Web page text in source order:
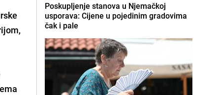
,
Poskupljenje stanova u Njemačkoj
usporava: Cijene u pojedinim gradovima
čak i pale